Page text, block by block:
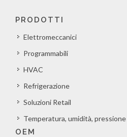
PRODOTTI
Elettromeccanici
Programmabili
HVAC
Refrigerazione
Soluzioni Retail
Temperatura, umidità, pressione
OEM